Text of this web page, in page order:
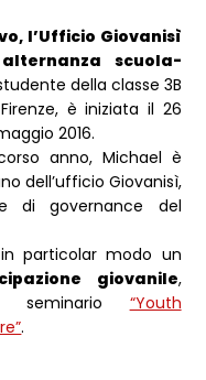
l’Ufficio Giovanisì
scuola-
della classe 3B
è iniziata il 26
2016.
anno, Michael è
dell’ufficio Giovanisì,
di governance del
particolar modo un
giovanile,
seminario “Youth
.